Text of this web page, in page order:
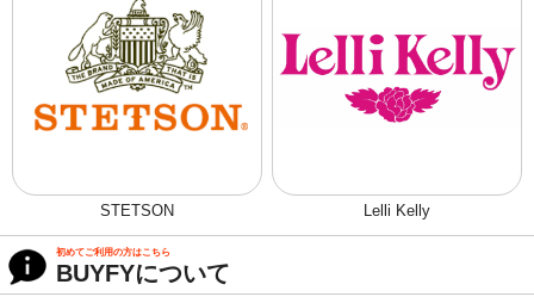
STETSON Lelli Kelly
初めてご利用の方はこちら
BUYFYについて